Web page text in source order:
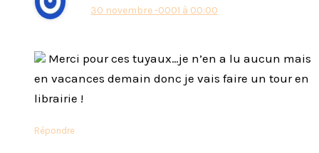
30 novembre -0001 à 00:00
Merci pour ces tuyaux…je n’en a lu aucun mais
en vacances demain donc je vais faire un tour en
librairie !
Répondre